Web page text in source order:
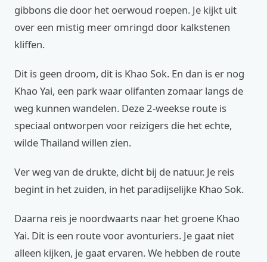
gibbons die door het oerwoud roepen. Je kijkt uit
over een mistig meer omringd door kalkstenen
kliffen.
Dit is geen droom, dit is Khao Sok. En dan is er nog
Khao Yai, een park waar olifanten zomaar langs de
weg kunnen wandelen. Deze 2-weekse route is
speciaal ontworpen voor reizigers die het echte,
wilde Thailand willen zien.
Ver weg van de drukte, dicht bij de natuur. Je reis
begint in het zuiden, in het paradijselijke Khao Sok.
Daarna reis je noordwaarts naar het groene Khao
Yai. Dit is een route voor avonturiers. Je gaat niet
alleen kijken, je gaat ervaren. We hebben de route